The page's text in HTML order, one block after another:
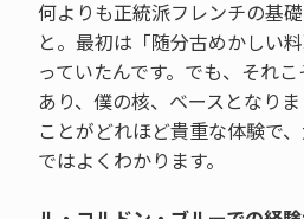
何よりも正統派フレンチの基
と。最初は「随分古めかしい
っていたんです。でも、それ
あり、僕の核、ベースとなり
ことがどれほど貴重な体験で
ではよくわかります。